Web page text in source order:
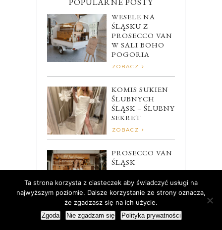
WESELE NA
ŚLĄSKU Z
PROSECCO VAN
W SALI BOHO
POGORIA
ZOBACZ
KOMIS SUKIEN
ŚLUBNYCH
ŚLĄSK – ŚLUBNY
SEKRET
ZOBACZ
PROSECCO VAN
ŚLĄSK
MOTTO ŻYCIOWE
Ta strona korzysta z ciasteczek aby świadczyć usługi na
najwyższym poziomie. Dalsze korzystanie ze strony oznacza,
że zgadzasz się na ich użycie.
Zgoda Nie zgadzam się Polityka prywatności